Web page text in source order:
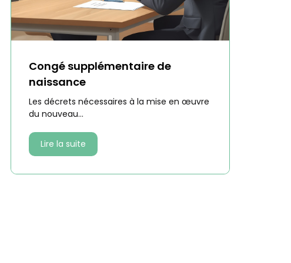
Congé supplémentaire de
naissance
Les décrets nécessaires à la mise en œuvre
du nouveau...
Lire la suite